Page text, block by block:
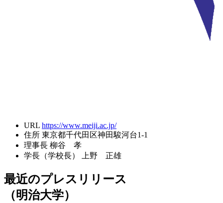
URL https://www.meiji.ac.jp/
住所 東京都千代田区神田駿河台1-1
理事長 柳谷 孝
学長（学校長）
上野 正雄
最近のプレスリリース
（明治大学）